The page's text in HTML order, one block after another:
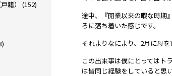
途中、『開業以来の暇な時期
ろに落ち着いた感じです。
それよりなにより、2月に母
この出来事は僕にとってはト
は皆同じ経験をしていると思い
籍） (152)